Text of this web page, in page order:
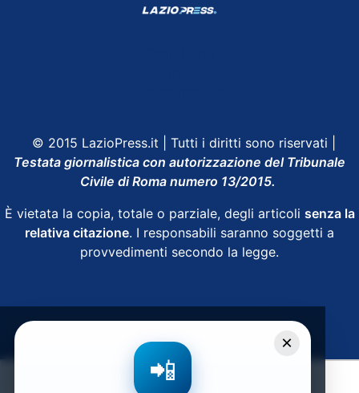
© 2015 LazioPress.it | Tutti i diritti sono riservati |
Testata giornalistica con autorizzazione del Tribunale
Civile di Roma numero 13/2015.
È vietata la copia, totale o parziale, degli articoli senza la
relativa citazione. I responsabili saranno soggetti a
provvedimenti secondo la legge.
×
📲
Condividi